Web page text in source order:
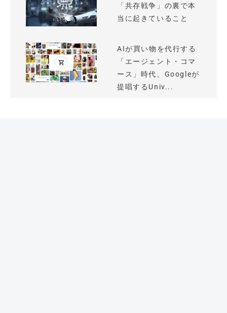
「共存戦争」の裏で本
当に起きていること
AIが買い物を代行する
「エージェント・コマ
ース」時代、Googleが
提唱するUniv...